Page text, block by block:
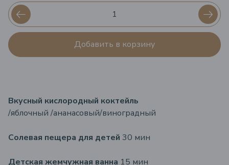
Добавить в корзину
Вкусный кислородный коктейль
/яблочный /ананасовый/виноградный
Солевая пещера для детей 30 мин
Детская жемчужная ванна 15 мин